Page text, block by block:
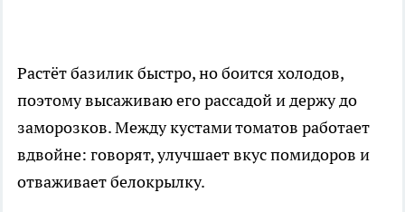
Растёт базилик быстро, но боится холодов,
поэтому высаживаю его рассадой и держу до
заморозков. Между кустами томатов работает
вдвойне: говорят, улучшает вкус помидоров и
отваживает белокрылку.